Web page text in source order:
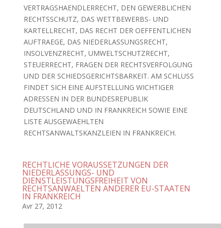
VERTRAGSHAENDLERRECHT, DEN GEWERBLICHEN
RECHTSSCHUTZ, DAS WETTBEWERBS- UND
KARTELLRECHT, DAS RECHT DER OEFFENTLICHEN
AUFTRAEGE, DAS NIEDERLASSUNGSRECHT,
INSOLVENZRECHT, UMWELTSCHUTZRECHT,
STEUERRECHT, FRAGEN DER RECHTSVERFOLGUNG
UND DER SCHIEDSGERICHTSBARKEIT. AM SCHLUSS
FINDET SICH EINE AUFSTELLUNG WICHTIGER
ADRESSEN IN DER BUNDESREPUBLIK
DEUTSCHLAND UND IN FRANKREICH SOWIE EINE
LISTE AUSGEWAEHLTEN
RECHTSANWALTSKANZLEIEN IN FRANKREICH.
RECHTLICHE VORAUSSETZUNGEN DER
NIEDERLASSUNGS- UND
DIENSTLEISTUNGSFREIHEIT VON
RECHTSANWAELTEN ANDERER EU-STAATEN
IN FRANKREICH
Avr 27, 2012